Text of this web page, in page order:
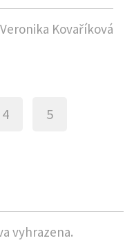
Kovaříková
4 5
vyhrazena.